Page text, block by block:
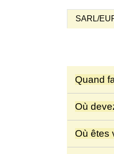
SARL/
Quand
Où
Où êtes